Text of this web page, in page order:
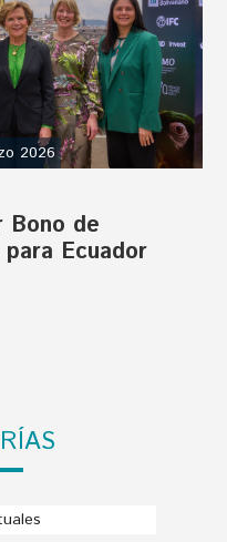
2026
Bono de
Ecuador